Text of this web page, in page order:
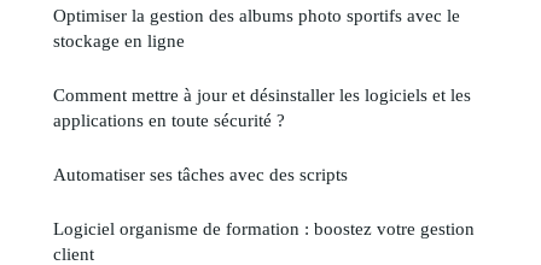
Optimiser la gestion des albums photo sportifs avec le
stockage en ligne
Comment mettre à jour et désinstaller les logiciels et les
applications en toute sécurité ?
Automatiser ses tâches avec des scripts
Logiciel organisme de formation : boostez votre gestion
client